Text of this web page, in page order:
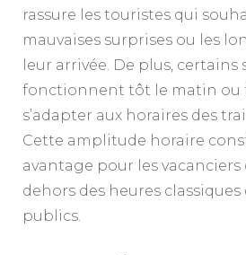
rassure les touristes qui
mauvaises surprises ou les
leur arrivée. De plus, certains
fonctionnent tôt le matin ou
s’adapter aux horaires des
Cette amplitude horaire
avantage pour les
dehors des heures
publics.